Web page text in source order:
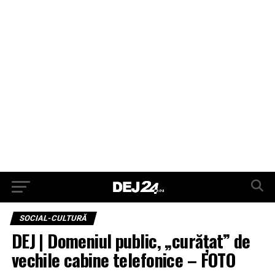
SOCIAL-CULTURĂ
DEJ | Domeniul public, „curățat” de
vechile cabine telefonice – FOTO